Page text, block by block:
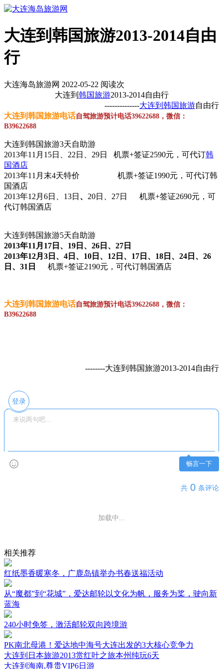
大连到韩国旅游2013-2014自由
行
大连海岛旅游网 2022-05-22 阅读次
大连到 韩国旅游2013-2014自由行
--------------大连到韩国旅游自由行
大连到韩国旅游电话自驾旅游预计电话39622688，微信：
B39622688
大连到韩国旅游3天自助游
2013年11月15日、22日、29日 机票+签证2590元，可代订韩
国酒店
2013年11月末4天特价 机票+签证1990元，可代订韩
国酒店
2013年12月6日、13日 、 20日、27日 机票+签证2690元，可
代订韩国酒店
大连到韩国旅游5天自助游
2013年11 月 17日、19日、26日、27日
2013年12月3日、4日、10日、12日、17日、18日、24日、26
日、31日 机票+签证2190元，可代订韩国酒店
大连到韩国旅游电话自驾旅游预计电话39622688，微信：
B39622688
--------大连到韩国旅游2013-2014自由行
登录
畅言一下
共 0 条评论
加载中...
相关推荐
红纸墨香暖寒冬，广鹿岛镇举办书春送福活动
从“魔都”到“花城”，爱达邮轮以文化为帆，服务为桨，驶向新
蓝海
240小时免签，激活邮轮双向跨境游
PK南北母港！爱达地中海号大连出发的3大核心竞争力
大连到日本旅游2013赏红叶之旅本州纯玩6天
大连到海南,尊贵VIP6日游